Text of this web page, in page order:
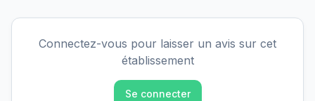
Connectez-vous pour laisser un avis sur cet
établissement
Se connecter